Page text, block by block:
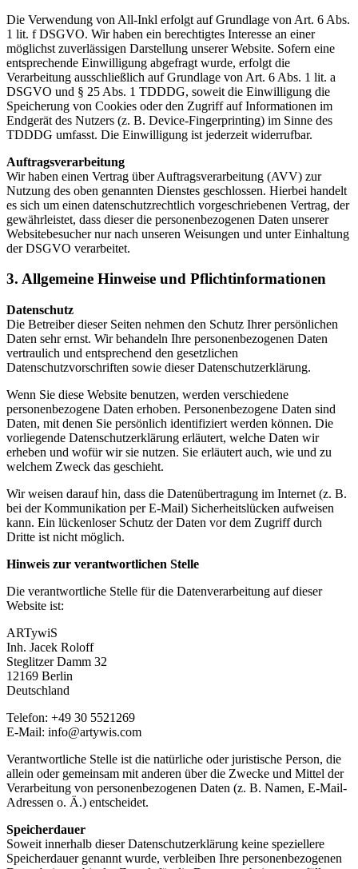
Die Verwendung von All-Inkl erfolgt auf Grundlage von Art. 6 Abs.
1 lit. f DSGVO. Wir haben ein berechtigtes Interesse an einer
möglichst zuverlässigen Darstellung unserer Website. Sofern eine
entsprechende Einwilligung abgefragt wurde, erfolgt die
Verarbeitung ausschließlich auf Grundlage von Art. 6 Abs. 1 lit. a
DSGVO und § 25 Abs. 1 TDDDG, soweit die Einwilligung die
Speicherung von Cookies oder den Zugriff auf Informationen im
Endgerät des Nutzers (z. B. Device-Fingerprinting) im Sinne des
TDDDG umfasst. Die Einwilligung ist jederzeit widerrufbar.
Auftragsverarbeitung
Wir haben einen Vertrag über Auftragsverarbeitung (AVV) zur
Nutzung des oben genannten Dienstes geschlossen. Hierbei handelt
es sich um einen datenschutzrechtlich vorgeschriebenen Vertrag, der
gewährleistet, dass dieser die personenbezogenen Daten unserer
Websitebesucher nur nach unseren Weisungen und unter Einhaltung
der DSGVO verarbeitet.
3. Allgemeine Hinweise und Pflichtinformationen
Datenschutz
Die Betreiber dieser Seiten nehmen den Schutz Ihrer persönlichen
Daten sehr ernst. Wir behandeln Ihre personenbezogenen Daten
vertraulich und entsprechend den gesetzlichen
Datenschutzvorschriften sowie dieser Datenschutzerklärung.
Wenn Sie diese Website benutzen, werden verschiedene
personenbezogene Daten erhoben. Personenbezogene Daten sind
Daten, mit denen Sie persönlich identifiziert werden können. Die
vorliegende Datenschutzerklärung erläutert, welche Daten wir
erheben und wofür wir sie nutzen. Sie erläutert auch, wie und zu
welchem Zweck das geschieht.
Wir weisen darauf hin, dass die Datenübertragung im Internet (z. B.
bei der Kommunikation per E-Mail) Sicherheitslücken aufweisen
kann. Ein lückenloser Schutz der Daten vor dem Zugriff durch
Dritte ist nicht möglich.
Hinweis zur verantwortlichen Stelle
Die verantwortliche Stelle für die Datenverarbeitung auf dieser
Website ist:
ARTywiS
Inh. Jacek Roloff
Steglitzer Damm 32
12169 Berlin
Deutschland
Telefon: +49 30 5521269
E-Mail: info@artywis.com
Verantwortliche Stelle ist die natürliche oder juristische Person, die
allein oder gemeinsam mit anderen über die Zwecke und Mittel der
Verarbeitung von personenbezogenen Daten (z. B. Namen, E-Mail-
Adressen o. Ä.) entscheidet.
Speicherdauer
Soweit innerhalb dieser Datenschutzerklärung keine speziellere
Speicherdauer genannt wurde, verbleiben Ihre personenbezogenen